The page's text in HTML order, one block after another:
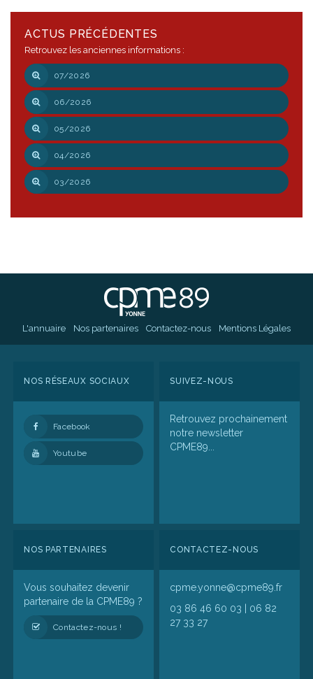
ACTUS PRÉCÉDENTES
Retrouvez les anciennes informations :
07/2026
06/2026
05/2026
04/2026
03/2026
L'annuaire Nos partenaires Contactez-nous Mentions Légales
NOS RÉSEAUX SOCIAUX
Facebook
Youtube
SUIVEZ-NOUS
Retrouvez prochainement
notre newsletter
CPME89...
NOS PARTENAIRES
Vous souhaitez devenir
partenaire de la CPME89 ?
Contactez-nous !
CONTACTEZ-NOUS
cpme.yonne@cpme89.fr
03 86 46 60 03 | 06 82
27 33 27